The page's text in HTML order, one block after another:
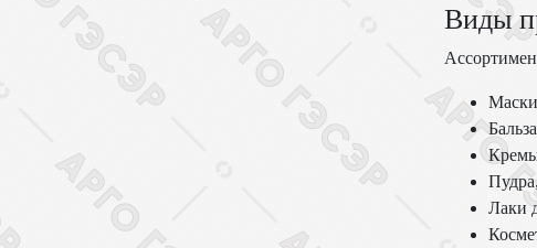
Виды
Лаки